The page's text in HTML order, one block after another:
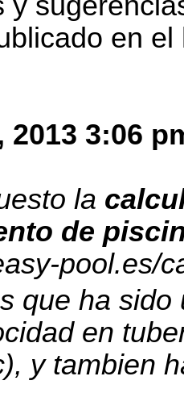
en
2013 3:06
la
de
pool.es/
que ha
en
y tambien